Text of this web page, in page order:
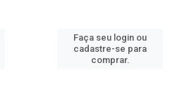
Faça seu login ou
cadastre-se para
comprar.